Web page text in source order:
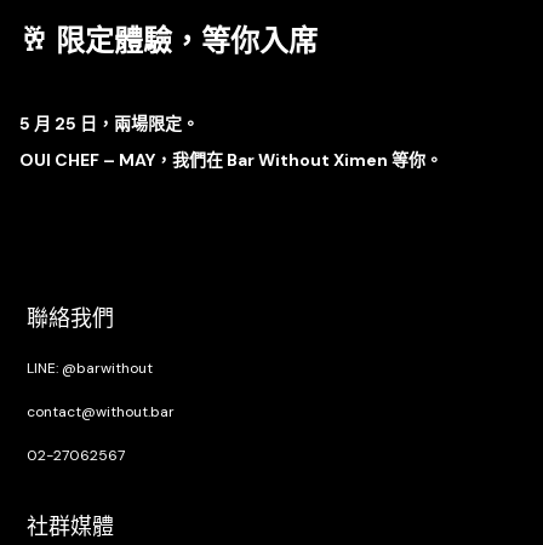
🥂 限定體驗，等你入席
5 月 25 日，兩場限定。
OUI CHEF – MAY，我們在 Bar Without Ximen 等你。
聯絡我們
LINE: @barwithout
contact@without.bar
02-27062567
社群媒體